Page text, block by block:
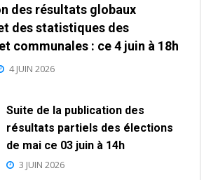
des résultats globaux
des statistiques des
communales : ce 4 juin à 18h
4 JUIN 2026
Suite de la publication des
résultats partiels des élections
de mai ce 03 juin à 14h
3 JUIN 2026